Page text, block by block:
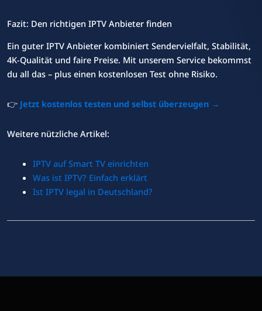
Fazit: Den richtigen IPTV Anbieter finden
Ein guter IPTV Anbieter kombiniert Sendervielfalt, Stabilität,
4K-Qualität und faire Preise. Mit unserem Service bekommst
du all das – plus einen kostenlosen Test ohne Risiko.
👉 Jetzt kostenlos testen und selbst überzeugen →
Weitere nützliche Artikel:
IPTV auf Smart TV einrichten
Was ist IPTV? Einfach erklärt
Ist IPTV legal in Deutschland?